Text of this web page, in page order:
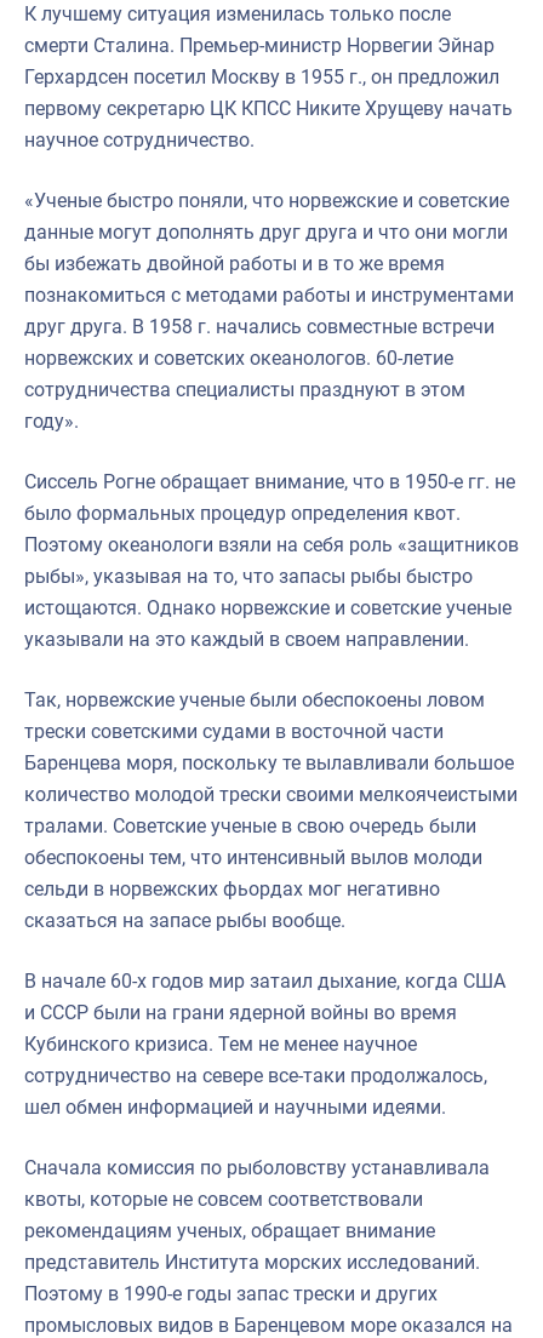
К лучшему ситуация изменилась только после
смерти Сталина. Премьер-министр Норвегии Эйнар
Герхардсен посетил Москву в 1955 г., он предложил
первому секретарю ЦК КПСС Никите Хрущеву начать
научное сотрудничество.
«Ученые быстро поняли, что норвежские и советские
данные могут дополнять друг друга и что они могли
бы избежать двойной работы и в то же время
познакомиться с методами работы и инструментами
друг друга. В 1958 г. начались совместные встречи
норвежских и советских океанологов. 60-летие
сотрудничества специалисты празднуют в этом
году».
Сиссель Рогне обращает внимание, что в 1950-е гг. не
было формальных процедур определения квот.
Поэтому океанологи взяли на себя роль «защитников
рыбы», указывая на то, что запасы рыбы быстро
истощаются. Однако норвежские и советские ученые
указывали на это каждый в своем направлении.
Так, норвежские ученые были обеспокоены ловом
трески советскими судами в восточной части
Баренцева моря, поскольку те вылавливали большое
количество молодой трески своими мелкоячеистыми
тралами. Советские ученые в свою очередь были
обеспокоены тем, что интенсивный вылов молоди
сельди в норвежских фьордах мог негативно
сказаться на запасе рыбы вообще.
В начале 60-х годов мир затаил дыхание, когда США
и СССР были на грани ядерной войны во время
Кубинского кризиса. Тем не менее научное
сотрудничество на севере все-таки продолжалось,
шел обмен информацией и научными идеями.
Сначала комиссия по рыболовству устанавливала
квоты, которые не совсем соответствовали
рекомендациям ученых, обращает внимание
представитель Института морских исследований.
Поэтому в 1990-е годы запас трески и других
промысловых видов в Баренцевом море оказался на